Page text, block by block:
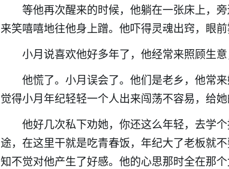
等他再次醒来的时候，他躺在一张床上，
来笑嘻嘻地往他身上蹭。他吓得灵魂出窍，眼前
小月说喜欢他好多年了，他经常来照顾生意
他慌了。小月误会了。他们是老乡，他常
觉得小月年纪轻轻一个人出来闯荡不容易，给她
他好几次私下劝她，你还这么年轻，去学
途，在这里干就是吃青春饭，年纪大了老板就
知不觉对他产生了好感。他的心思那时全在那个